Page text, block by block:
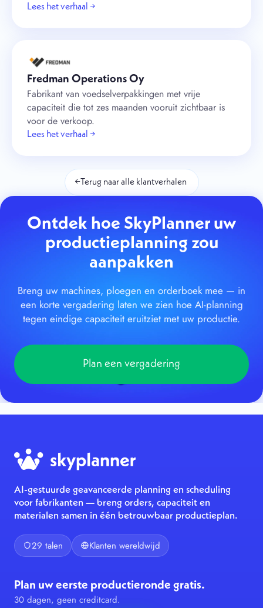
Lees het verhaal →
Fredman Operations Oy
Fabrikant van voedselverpakkingen met vrije
capaciteit die tot zes maanden vooruit zichtbaar is
voor de verkoop.
Lees het verhaal →
←Terug naar alle klantverhalen
Ontdek hoe SkyPlanner uw
productieplanning zou
aanpakken
Breng uw machines, ploegen en orderboek mee — in
een korte vergadering laten we zien hoe AI-planning
tegen eindige capaciteit eruitziet met uw productie.
Plan een vergadering
AI-gestuurde geavanceerde planning en scheduling
voor fabrikanten — breng orders, capaciteit en
materialen samen in één betrouwbaar productieplan.
29 talen Klanten wereldwijd
Plan uw eerste productieronde gratis.
30 dagen, geen creditcard.